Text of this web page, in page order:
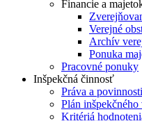
Financie a
Verejné
Archív
Ponuka
Pracovné ponuky
Inšpekčná činnosť
Práva a
Plán
Kritériá